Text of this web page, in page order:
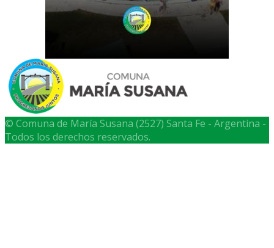
© Comuna de María Susana (2527) Santa Fe - Argentina -
Todos los derechos reservados.